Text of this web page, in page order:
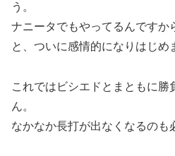
う。
ナニータでもやってるんですか
と、ついに感情的になりはじめ
これではビシエドとまともに勝
ん。
なかなか長打が出なくなるのも